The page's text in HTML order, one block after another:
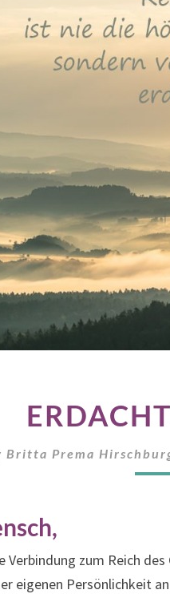
Britta Prema
Verbindung zum Reich
eigenen Persönlichkeit